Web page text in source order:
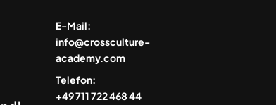
E-Mail:
info@crossculture-
academy.com
Telefon:
+49 711 722 468 44